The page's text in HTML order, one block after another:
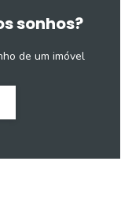
sonhos?
de um imóvel